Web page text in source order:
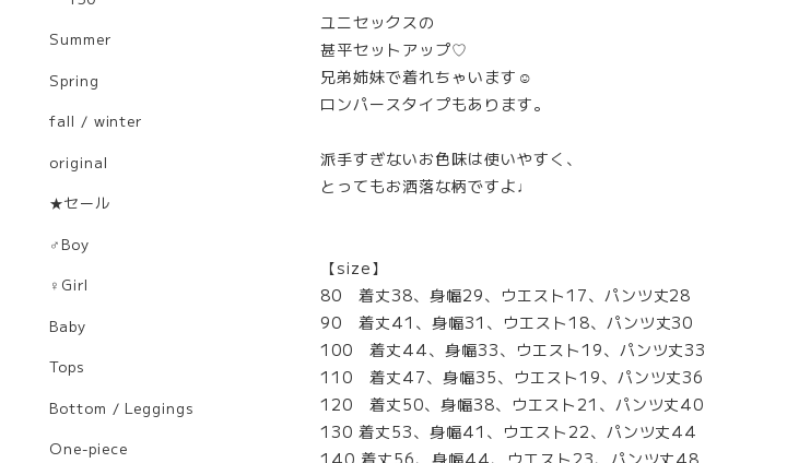
Summer
Spring
fall / winter
original
★セール
♂Boy
♀Girl
Baby
Tops
Bottom / Leggings
One-piece
ユニセックスの
甚平セットアップ♡
兄弟姉妹で着れちゃいます☺︎
ロンパースタイプもあります。
派手すぎないお色味は使いやすく、
とってもお洒落な柄ですよ♩
【size】
80 着丈38、身幅29、ウエスト17、パンツ丈28
90 着丈41、身幅31、ウエスト18、パンツ丈30
100 着丈44、身幅33、ウエスト19、パンツ丈33
110 着丈47、身幅35、ウエスト19、パンツ丈36
120 着丈50、身幅38、ウエスト21、パンツ丈40
130 着丈53、身幅41、ウエスト22、パンツ丈44
140 着丈56、身幅44、ウエスト23、パンツ丈48